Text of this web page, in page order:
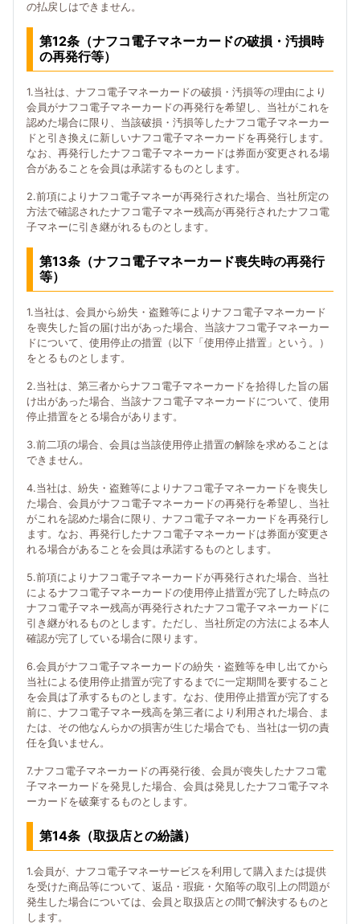
の払戻しはできません。
第12条（ナフコ電子マネーカードの破損・汚損時
の再発行等）
1.当社は、ナフコ電子マネーカードの破損・汚損等の理由により
会員がナフコ電子マネーカードの再発行を希望し、当社がこれを
認めた場合に限り、当該破損・汚損等したナフコ電子マネーカー
ドと引き換えに新しいナフコ電子マネーカードを再発行します。
なお、再発行したナフコ電子マネーカードは券面が変更される場
合があることを会員は承諾するものとします。
2.前項によりナフコ電子マネーが再発行された場合、当社所定の
方法で確認されたナフコ電子マネー残高が再発行されたナフコ電
子マネーに引き継がれるものとします。
第13条（ナフコ電子マネーカード喪失時の再発行
等）
1.当社は、会員から紛失・盗難等によりナフコ電子マネーカード
を喪失した旨の届け出があった場合、当該ナフコ電子マネーカー
ドについて、使用停止の措置（以下「使用停止措置」という。）
をとるものとします。
2.当社は、第三者からナフコ電子マネーカードを拾得した旨の届
け出があった場合、当該ナフコ電子マネーカードについて、使用
停止措置をとる場合があります。
3.前二項の場合、会員は当該使用停止措置の解除を求めることは
できません。
4.当社は、紛失・盗難等によりナフコ電子マネーカードを喪失し
た場合、会員がナフコ電子マネーカードの再発行を希望し、当社
がこれを認めた場合に限り、ナフコ電子マネーカードを再発行し
ます。なお、再発行したナフコ電子マネーカードは券面が変更さ
れる場合があることを会員は承諾するものとします。
5.前項によりナフコ電子マネーカードが再発行された場合、当社
によるナフコ電子マネーカードの使用停止措置が完了した時点の
ナフコ電子マネー残高が再発行されたナフコ電子マネーカードに
引き継がれるものとします。ただし、当社所定の方法による本人
確認が完了している場合に限ります。
6.会員がナフコ電子マネーカードの紛失・盗難等を申し出てから
当社による使用停止措置が完了するまでに一定期間を要すること
を会員は了承するものとします。なお、使用停止措置が完了する
前に、ナフコ電子マネー残高を第三者により利用された場合、ま
たは、その他なんらかの損害が生じた場合でも、当社は一切の責
任を負いません。
7.ナフコ電子マネーカードの再発行後、会員が喪失したナフコ電
子マネーカードを発見した場合、会員は発見したナフコ電子マネ
ーカードを破棄するものとします。
第14条（取扱店との紛議）
1.会員が、ナフコ電子マネーサービスを利用して購入または提供
を受けた商品等について、返品・瑕疵・欠陥等の取引上の問題が
発生した場合については、会員と取扱店との間で解決するものと
します。